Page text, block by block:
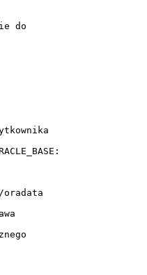
do